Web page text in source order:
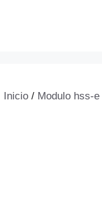
Inicio / Modulo hss-e